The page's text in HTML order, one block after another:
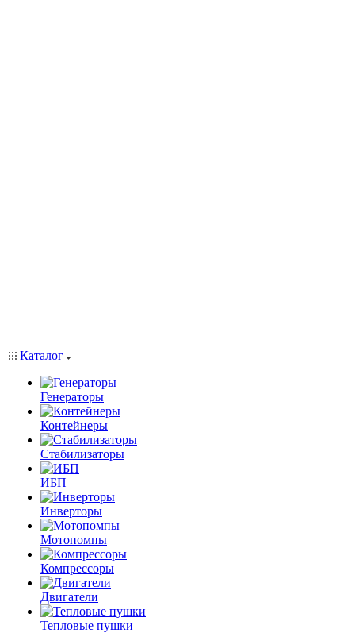
Каталог
Генераторы
Контейнеры
Стабилизаторы
ИБП
Инверторы
Мотопомпы
Компрессоры
Двигатели
Тепловые пушки